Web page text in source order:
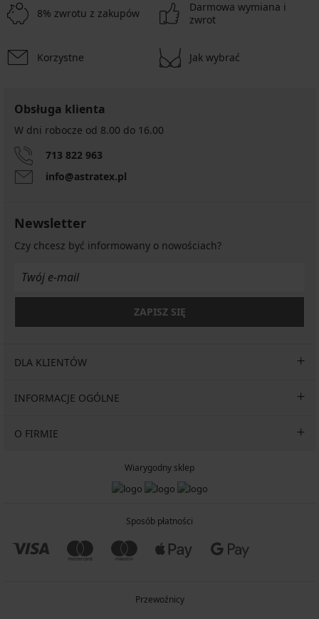
8% zwrotu z zakupów
Darmowa wymiana i
zwrot
Korzystne Jak wybrać
Obsługa klienta
W dni robocze od 8.00 do 16.00
713 822 963
info@astratex.pl
Newsletter
Czy chcesz być informowany o nowościach?
ZAPISZ SIĘ
DLA KLIENTÓW
INFORMACJE OGÓLNE
O FIRMIE
Wiarygodny sklep
Sposób płatności
Przewoźnicy